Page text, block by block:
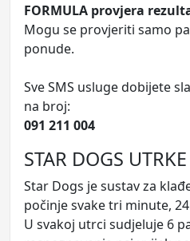
FORMULA provjera
Mogu se provjeriti samo
ponude.
Sve SMS usluge dobijete
na broj:
091 211 004
STAR DOGS
Star Dogs je sustav za
počinje svake tri minute,
U svakoj utrci sudjeluje 6